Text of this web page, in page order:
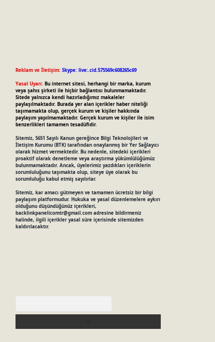
Reklam ve İletişim: Skype: live:.cid.575569c608265c69
Yasal Uyarı: Bu internet sitesi, herhangi bir marka, kurum
veya şahıs şirketi ile hiçbir bağlantısı bulunmamaktadır.
Sitede yalnızca kendi hazırladığımız makaleler
paylaşılmaktadır. Burada yer alan içerikler haber niteliği
taşımamakta olup, gerçek kurum ve kişiler hakkında
paylaşım yapılmamaktadır. Gerçek kurum ve kişiler ile isim
benzerlikleri tamamen tesadüfidir.
Sitemiz, 5651 Sayılı Kanun gereğince Bilgi Teknolojileri ve
İletişim Kurumu (BTK) tarafından onaylanmış bir Yer Sağlayıcı
olarak hizmet vermektedir. Bu nedenle, sitedeki içerikleri
proaktif olarak denetleme veya araştırma yükümlülüğümüz
bulunmamaktadır. Ancak, üyelerimiz yazdıkları içeriklerin
sorumluluğunu taşımakta olup, siteye üye olarak bu
sorumluluğu kabul etmiş sayılırlar.
Sitemiz, kar amacı gütmeyen ve tamamen ücretsiz bir bilgi
paylaşım platformudur. Hukuka ve yasal düzenlemelere aykırı
olduğunu düşündüğünüz içerikleri,
backlinkpanelicomtr@gmail.comadresine bildirmeniz
halinde, ilgili içerikler yasal süre içerisinde sitemizden
kaldırılacaktır.